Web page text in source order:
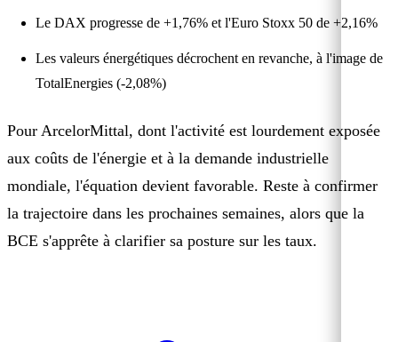
Le DAX progresse de +1,76% et l'Euro Stoxx 50 de +2,16%
Les valeurs énergétiques décrochent en revanche, à l'image de
TotalEnergies (-2,08%)
Pour ArcelorMittal, dont l'activité est lourdement exposée
aux coûts de l'énergie et à la demande industrielle
mondiale, l'équation devient favorable. Reste à confirmer
la trajectoire dans les prochaines semaines, alors que la
BCE s'apprête à clarifier sa posture sur les taux.